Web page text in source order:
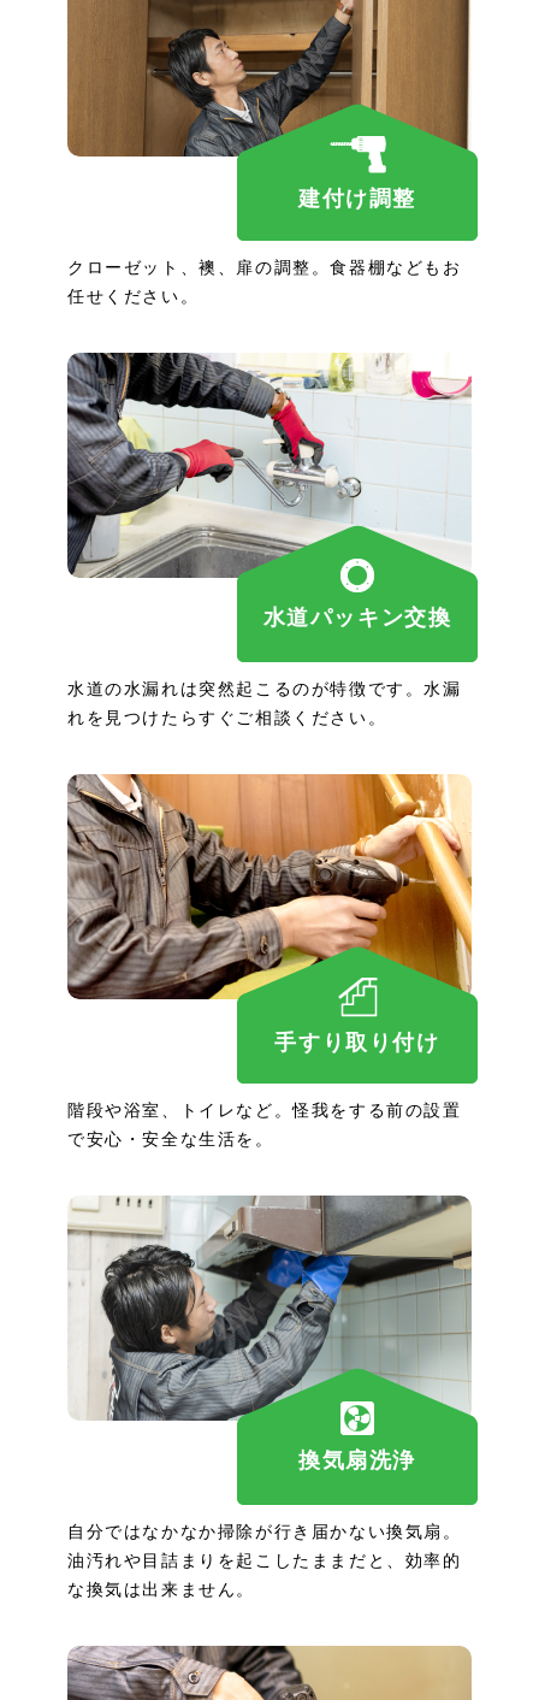
建付け調整
クローゼット、襖、扉の調整。食器棚などもお
任せください。
水道パッキン交換
水道の水漏れは突然起こるのが特徴です。水漏
れを見つけたらすぐご相談ください。
手すり取り付け
階段や浴室、トイレなど。怪我をする前の設置
で安心・安全な生活を。
換気扇洗浄
自分ではなかなか掃除が行き届かない換気扇。
油汚れや目詰まりを起こしたままだと、効率的
な換気は出来ません。